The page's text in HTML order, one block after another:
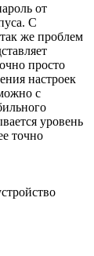
от
С
же проблем
просто
настроек
с
уровень
точно